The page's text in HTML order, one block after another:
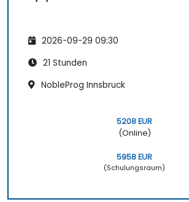
2026-09-29 09:30
21 Stunden
NobleProg Innsbruck
5208 EUR
(Online)
5958 EUR
(Schulungsraum)